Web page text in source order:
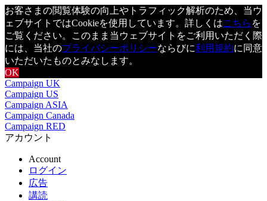
お客さまの閲覧体験の向上やトラフィック解析のため、当ウ
ェブサイトではCookieを使用しています。詳しくはこちら を
ご覧ください。このまま当ウェブサイトをご利用いただく際
には、当社のプライバシーポリシーならびに利用規約に同意
いただいたものとみなします。
OK
Campaign UK
Campaign US
Campaign ASIA
Campaign Canada
Campaign RED
アカウント
Account
ログイン
広告
講読